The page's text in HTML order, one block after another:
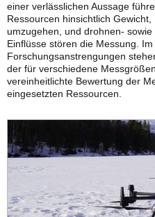
einer verlässlichen Aussage
Ressourcen hinsichtlich
umzugehen, und drohnen-
Einflüsse stören die Messung.
Forschungsanstrengungen
der für verschiedene
vereinheitlichte Bewertung der
eingesetzten Ressourcen.